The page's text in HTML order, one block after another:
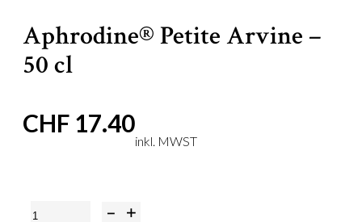
Aphrodine® Petite Arvine –
50 cl
CHF 17.40
Aphrodine®